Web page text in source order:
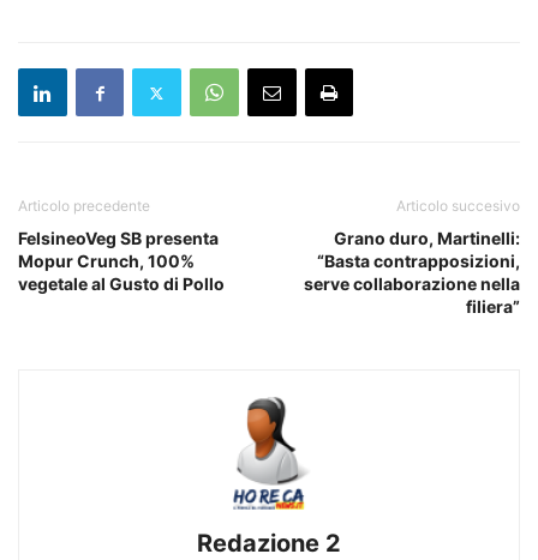
Articolo precedente
FelsineoVeg SB presenta
Mopur Crunch, 100%
vegetale al Gusto di Pollo
Articolo succesivo
Grano duro, Martinelli:
“Basta contrapposizioni,
serve collaborazione nella
filiera”
Redazione 2